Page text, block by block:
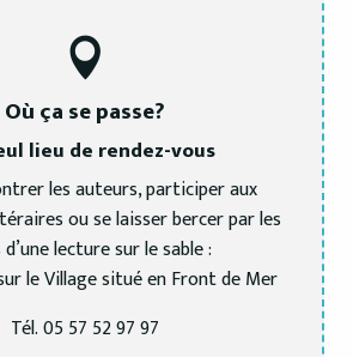
Où ça se passe?
lieu de rendez-vous
les auteurs, participer aux
ou se laisser bercer par les
lecture sur le sable :
le Village situé en Front de Mer
Tél. 05 57 52 97 97